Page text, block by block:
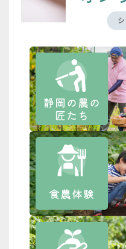
静岡の農の
匠たち
食農体験